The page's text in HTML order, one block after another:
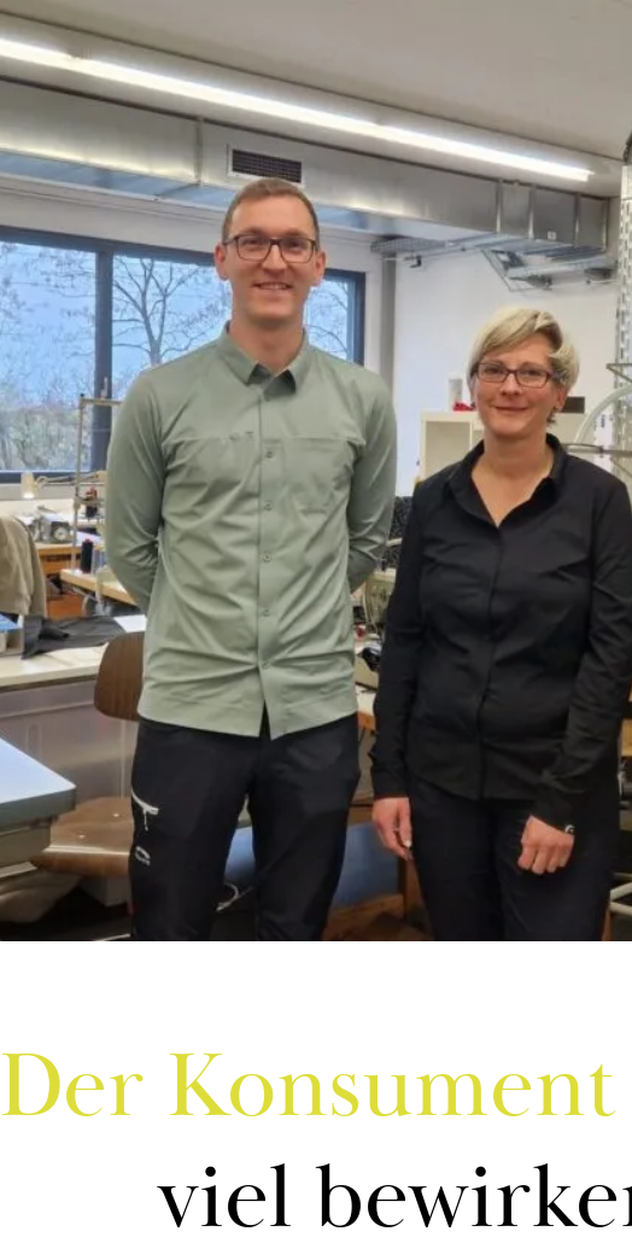
Der Kon­su­ment
viel